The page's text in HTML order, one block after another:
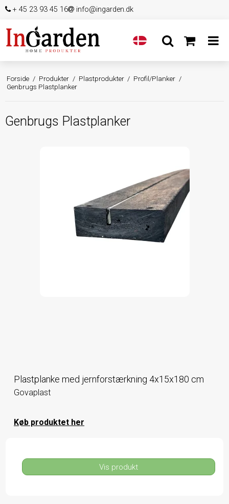
+ 45 23 93 45 16 info@ingarden.dk
Forside / Produkter / Plastprodukter / Profil/Planker /
Genbrugs Plastplanker
Genbrugs Plastplanker
Plastplanke med jernforstærkning 4x15x180 cm
Govaplast
Køb produktet her
Vis produkt